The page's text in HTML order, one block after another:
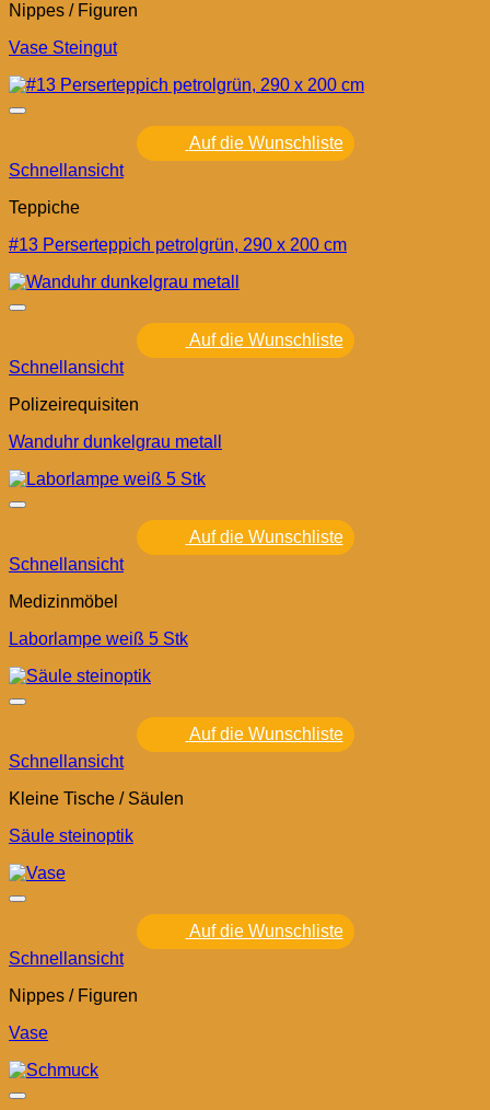
Nippes / Figuren
Vase Steingut
Auf die Wunschliste
Schnellansicht
Teppiche
#13 Perserteppich petrolgrün, 290 x 200 cm
Auf die Wunschliste
Schnellansicht
Polizeirequisiten
Wanduhr dunkelgrau metall
Auf die Wunschliste
Schnellansicht
Medizinmöbel
Laborlampe weiß 5 Stk
Auf die Wunschliste
Schnellansicht
Kleine Tische / Säulen
Säule steinoptik
Auf die Wunschliste
Schnellansicht
Nippes / Figuren
Vase